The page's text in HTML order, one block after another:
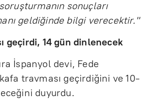
sonuçları
geldiğinde bilgi verecektir."
geçirdi, 14 gün dinlenecek
İspanyol devi, Fede
travması geçirdiğini ve 10-
duyurdu.